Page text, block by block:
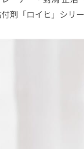
剤「ロイヒ」シリ